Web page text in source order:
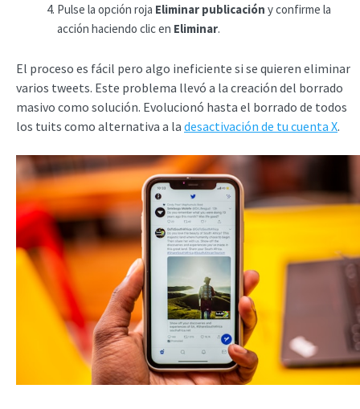
Pulse la opción roja Eliminar publicación y confirme la
acción haciendo clic en Eliminar.
El proceso es fácil pero algo ineficiente si se quieren eliminar
varios tweets. Este problema llevó a la creación del borrado
masivo como solución. Evolucionó hasta el borrado de todos
los tuits como alternativa a la desactivación de tu cuenta X.